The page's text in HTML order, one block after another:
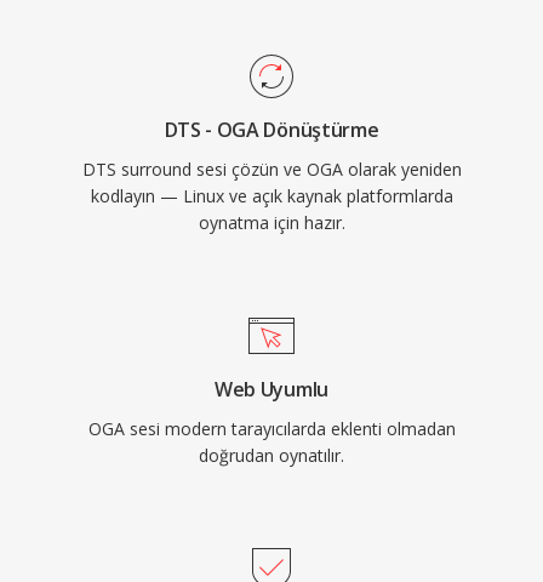
yorum üst verilerini destekler. OGA, Firefox,
Chromium tabanlı tarayıcılar, VLC ve çoğu Linux
masaüstü ortamında yerel olarak oynatılarak
web ses dağıtımı ve arşivleme iş akışları için
pratik bir seçenek sunar.
DTS - OGA Dönüştürme
DTS surround sesi çözün ve OGA olarak yeniden
kodlayın — Linux ve açık kaynak platformlarda
oynatma için hazır.
Web Uyumlu
OGA sesi modern tarayıcılarda eklenti olmadan
doğrudan oynatılır.